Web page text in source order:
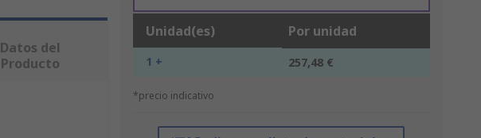
Unidad(es) Por unidad
1 + 257,48 €
*precio indicativo
Datos del
Producto